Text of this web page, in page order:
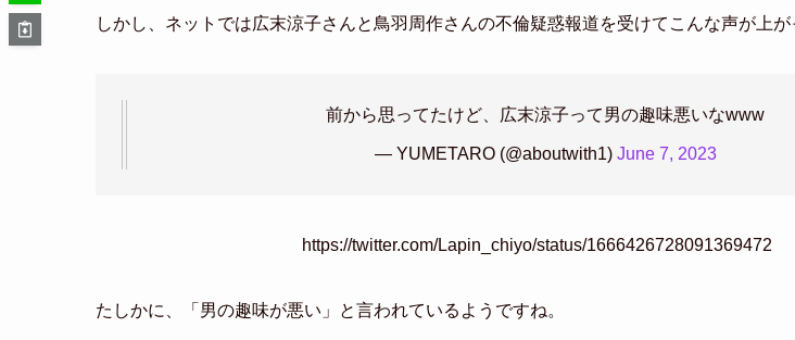
しかし、ネットでは広末涼子さんと鳥羽周作さんの不倫疑惑報道を受けてこんな声が上が
前から思ってたけど、広末涼子って男の趣味悪いなwww
— YUMETARO (@aboutwith1) June 7, 2023
https://twitter.com/Lapin_chiyo/status/1666426728091369472
たしかに、「男の趣味が悪い」と言われているようですね。